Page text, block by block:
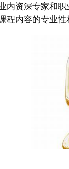
内资深专家和
程内容的专业性